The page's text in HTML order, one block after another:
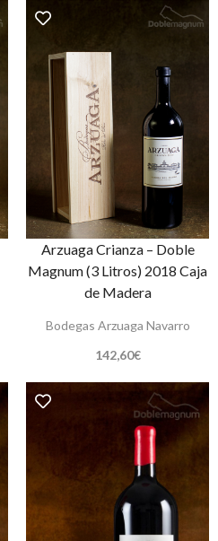
Arzuaga Crianza – Doble
Magnum (3 Litros) 2018 Caja
de Madera
Bodegas Arzuaga Navarro
142,60€